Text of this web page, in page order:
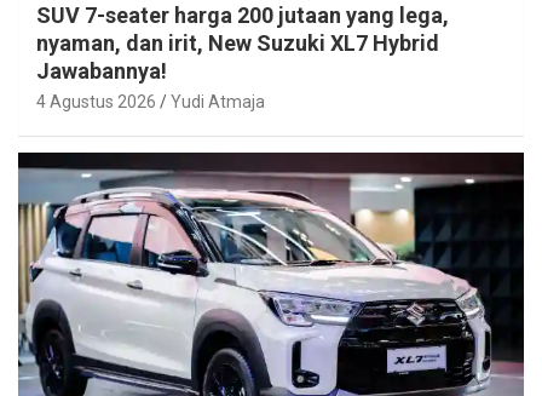
SUV 7-seater harga 200 jutaan yang lega,
nyaman, dan irit, New Suzuki XL7 Hybrid
Jawabannya!
4 Agustus 2026 Yudi Atmaja